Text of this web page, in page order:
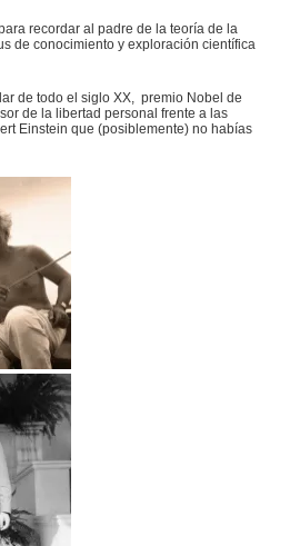
recordar al padre de la teoría de la
de conocimiento y exploración científica
de todo el siglo XX, premio Nobel de
de la libertad personal frente a las
Einstein que (posiblemente) no habías